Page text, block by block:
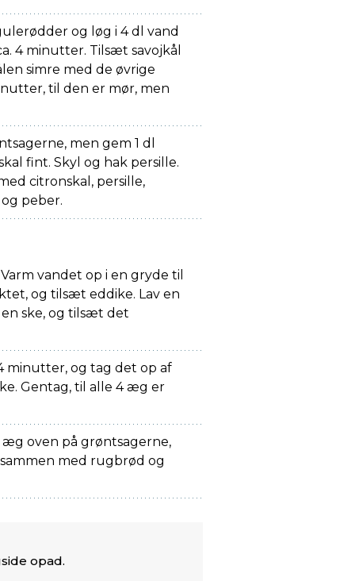
og løg i 4 dl vand
4 minutter. Tilsæt savojkål
simre med de øvrige
til den er mør, men
men gem 1 dl
fint. Skyl og hak persille.
citronskal, persille,
peber.
vandet op i en gryde til
og tilsæt eddike. Lav en
ske, og tilsæt det
minutter, og tag det op af
Gentag, til alle 4 æg er
oven på grøntsagerne,
med rugbrød og
opad.